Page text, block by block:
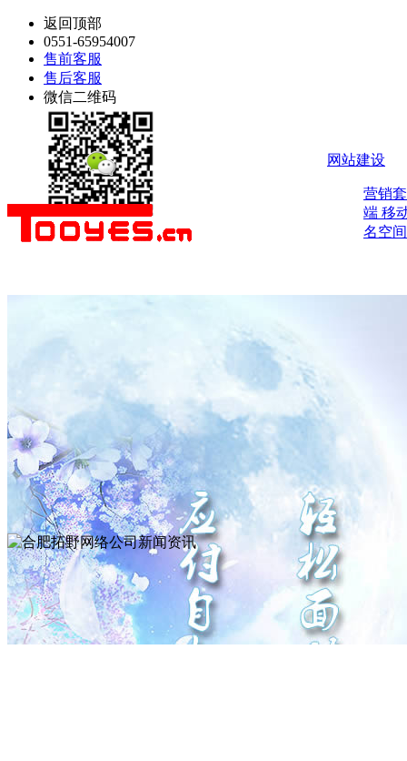
返回顶部
0551-65954007
售前客服
售后客服
微信二维码
网站建设
营销
端 移
名空